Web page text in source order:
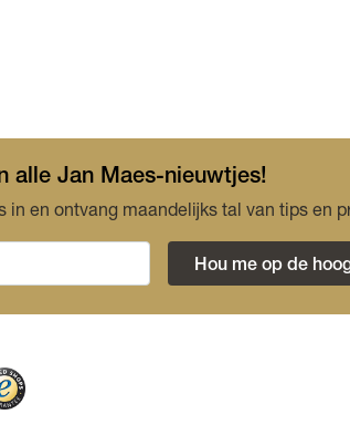
alle Jan Maes-nieuwtjes!
in en ontvang maandelijks tal van tips en
Hou me op de